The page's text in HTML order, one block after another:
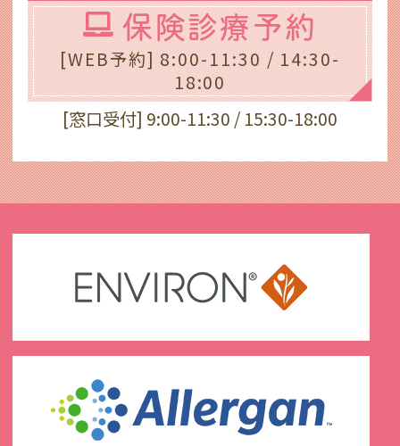
保険診療予約
[WEB予約] 8:00-11:30 / 14:30-
18:00
[窓口受付] 9:00-11:30 / 15:30-18:00